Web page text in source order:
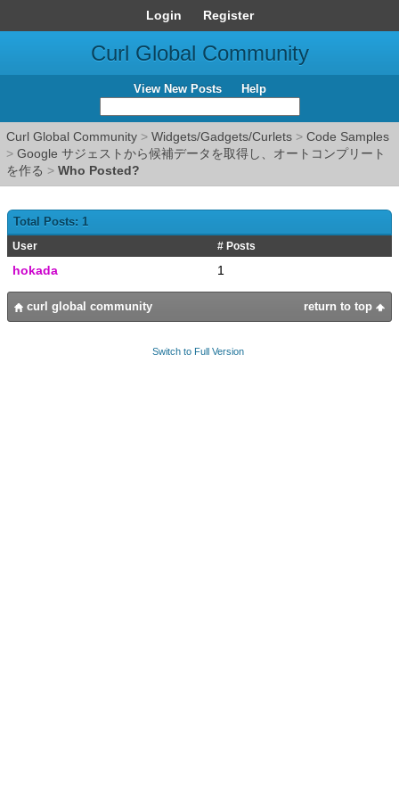
Login Register
Curl Global Community
View New Posts Help
Curl Global Community > Widgets/Gadgets/Curlets > Code Samples
> Google サジェストから候補データを取得し、オートコンプリート
を作る > Who Posted?
Total Posts: 1
User # Posts
hokada 1
return to top
curl global community
Switch to Full Version